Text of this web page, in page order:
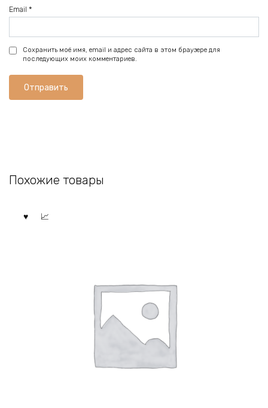
Email *
Сохранить моё имя, email и адрес сайта в этом браузере для
последующих моих комментариев.
Похожие товары